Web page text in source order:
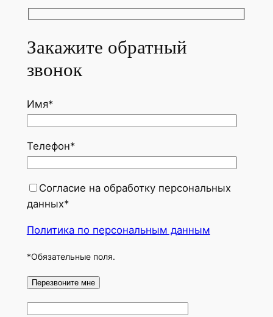
Закажите обратный
звонок
Имя*
Телефон*
Согласие на обработку персональных
данных*
Политика по персональным данным
*Обязательные поля.